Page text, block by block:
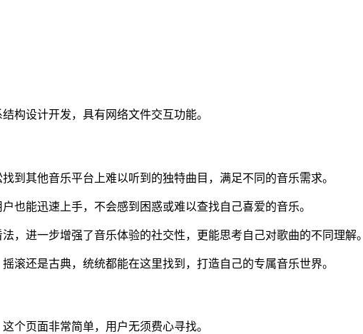
构设计开发，具有网络文件交互功能。
到其他音乐平台上难以听到的独特曲目，满足不同的音乐需求。
也能迅速上手，不会感到困惑或难以查找自己喜爱的音乐。
，进一步增强了音乐体验的社交性，更能思考自己对歌曲的不同理解。
滚还是古典，统统都能在这里找到，打造自己的专属音乐世界。
个页面非常简单，用户无须费心寻找。